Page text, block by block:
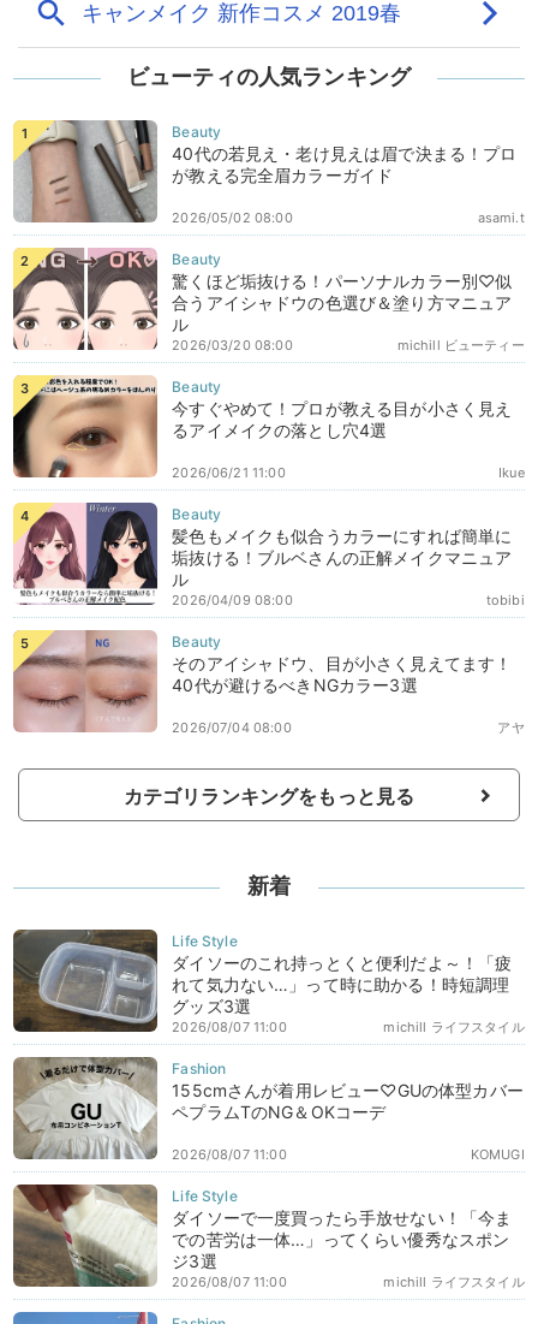
ビューティの人気ランキング
40代の若見え・老け見えは眉で決まる！プロ
が教える完全眉カラーガイド
asami.t
2026/05/02 08:00
驚くほど垢抜ける！パーソナルカラー別♡似
合うアイシャドウの色選び＆塗り方マニュア
ル
michill ビューティー
2026/03/20 08:00
今すぐやめて！プロが教える目が小さく見え
るアイメイクの落とし穴4選
Ikue
2026/06/21 11:00
髪色もメイクも似合うカラーにすれば簡単に
垢抜ける！ブルベさんの正解メイクマニュア
ル
tobibi
2026/04/09 08:00
そのアイシャドウ、目が小さく見えてます！
40代が避けるべきNGカラー3選
アヤ
2026/07/04 08:00
カテゴリランキングをもっと見る
新着
ダイソーのこれ持っとくと便利だよ～！「疲
れて気力ない…」って時に助かる！時短調理
グッズ3選
michill ライフスタイル
2026/08/07 11:00
155cmさんが着用レビュー♡GUの体型カバー
ペプラムTのNG＆OKコーデ
KOMUGI
2026/08/07 11:00
ダイソーで一度買ったら手放せない！「今ま
での苦労は一体…」ってくらい優秀なスポン
ジ3選
michill ライフスタイル
2026/08/07 11:00